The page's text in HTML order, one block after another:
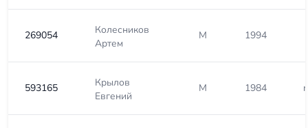
269054
Колесников
Артем
М 1994
593165
Крылов
Евгений
М 1984